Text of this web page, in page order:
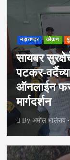
महाराष्ट्र कोकण
सायबर
पटकर-
ऑनलाईन
मार्गदर्शन
By अमोल भालेराव